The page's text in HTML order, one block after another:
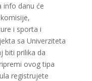
info danu će
i sporta i
sa Univerziteta
biti prilika da
ovog tipa
registrujete